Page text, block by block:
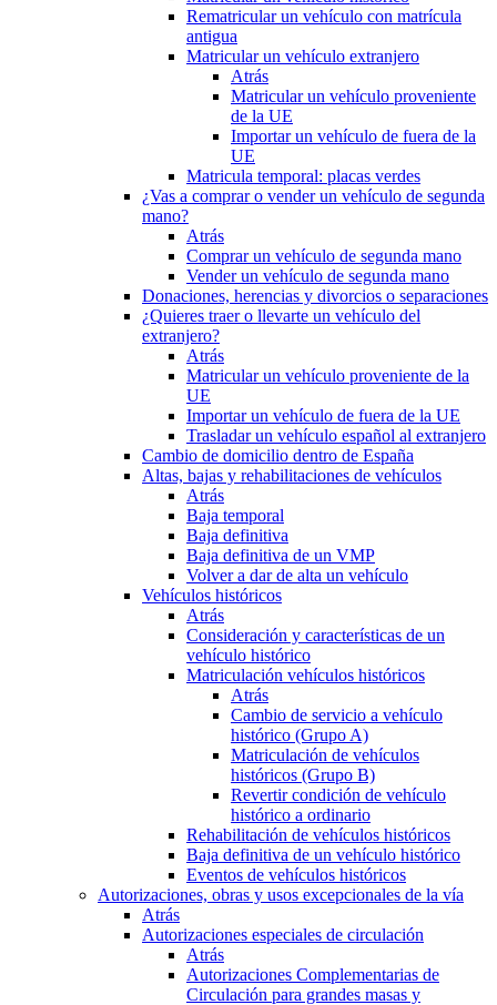
Rematricular un vehículo con matrícula
antigua
Matricular un vehículo extranjero
Atrás
Matricular un vehículo proveniente
de la UE
Importar un vehículo de fuera de la
UE
Matricula temporal: placas verdes
¿Vas a comprar o vender un vehículo de segunda
mano?
Atrás
Comprar un vehículo de segunda mano
Vender un vehículo de segunda mano
Donaciones, herencias y divorcios o separaciones
¿Quieres traer o llevarte un vehículo del
extranjero?
Atrás
Matricular un vehículo proveniente de la
UE
Importar un vehículo de fuera de la UE
Trasladar un vehículo español al extranjero
Cambio de domicilio dentro de España
Altas, bajas y rehabilitaciones de vehículos
Atrás
Baja temporal
Baja definitiva
Baja definitiva de un VMP
Volver a dar de alta un vehículo
Vehículos históricos
Atrás
Consideración y características de un
vehículo histórico
Matriculación vehículos históricos
Atrás
Cambio de servicio a vehículo
histórico (Grupo A)
Matriculación de vehículos
históricos (Grupo B)
Revertir condición de vehículo
histórico a ordinario
Rehabilitación de vehículos históricos
Baja definitiva de un vehículo histórico
Eventos de vehículos históricos
Autorizaciones, obras y usos excepcionales de la vía
Atrás
Autorizaciones especiales de circulación
Atrás
Autorizaciones Complementarias de
Circulación para grandes masas y